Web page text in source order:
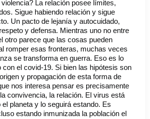
La relación posee límites,
Sigue habiendo relación y sigue
Un pacto de lejanía y autocuidado,
y defensa. Mientras uno no entre
otro parece que las cosas pueden
romper esas fronteras, muchas veces
se transforma en guerra. Eso es lo
con el covid-19. Si bien las hipótesis son
y propagación de esta forma de
nos interesa pensar es precisamente
convivencia, la relación. El virus está
planeta y lo seguirá estando. Es
estando inmunizada la población el